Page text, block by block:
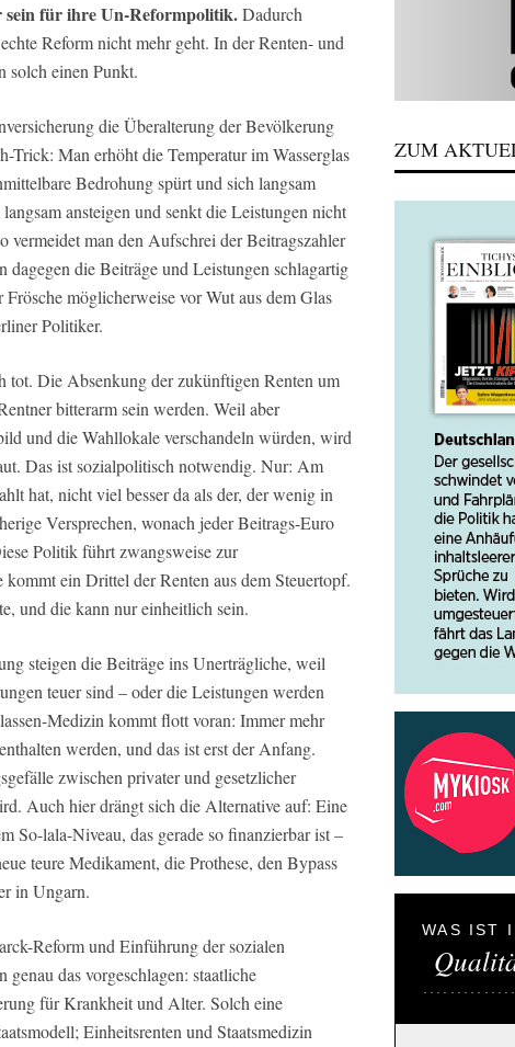
für ihre Un-Reformpolitik.Dadurch
Reform nicht mehr geht. In der Renten- und
solch einen Punkt.
die Überalterung der Bevölkerung
Trick: Man erhöht die Temperatur im Wasserglas
Bedrohung spürt und sich langsam
ansteigen und senkt die Leistungen nicht
vermeidet man den Aufschrei der Beitragszahler
die Beiträge und Leistungen schlagartig
möglicherweise vor Wut aus dem Glas
Politiker.
tot. Die Absenkung der zukünftigen Renten um
bitterarm sein werden. Weil aber
und die Wahllokale verschandeln würden, wird
Das ist sozialpolitisch notwendig. Nur: Am
hat, nicht viel besser da als der, der wenig in
Versprechen, wonach jeder Beitrags-Euro
Politik führt zwangsweise zur
ein Drittel der Renten aus dem Steuertopf.
und die kann nur einheitlich sein.
steigen die Beiträge ins Unerträgliche, weil
teuer sind – oder die Leistungen werden
Medizin kommt flott voran: Immer mehr
werden, und das ist erst der Anfang.
zwischen privater und gesetzlicher
Auch hier drängt sich die Alternative auf: Eine
So-lala-Niveau, das gerade so finanzierbar ist –
teure Medikament, die Prothese, den Bypass
in Ungarn.
Reform und Einführung der sozialen
das vorgeschlagen: staatliche
für Krankheit und Alter. Solch eine
Einheitsrenten und Staatsmedizin
ZUM
WAS IST